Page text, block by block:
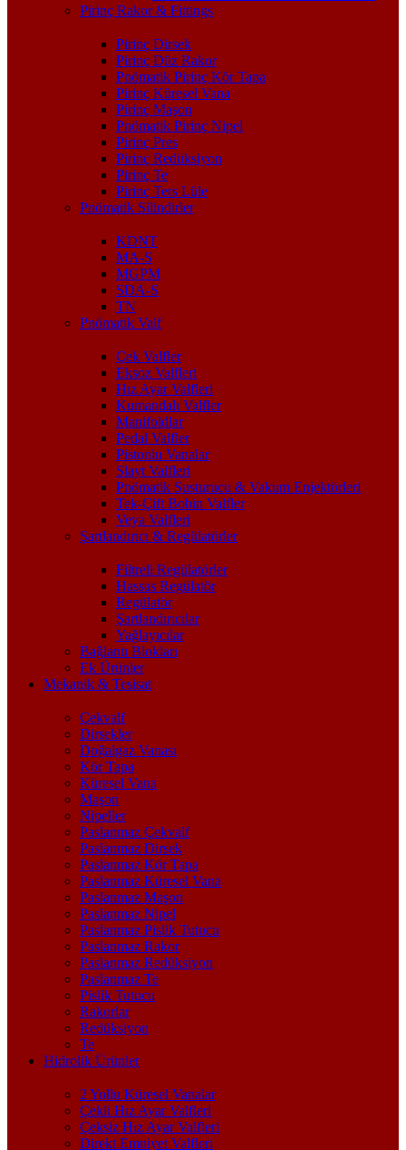
Pirinç Rakor & Fittings
Pirinç Dirsek
Pirinç Düz Rakor
Pnömatik Pirinç Kör Tapa
Pirinç Küresel Vana
Pirinç Maşon
Pnömatik Pirinç Nipel
Pirinç Pres
Pirinç Redüksiyon
Pirinç Te
Pirinç Ters Lüle
Pnömatik Silindirler
KDNT
MA-S
MGPM
SDA-S
TN
Pnömatik Valf
Çek Valfler
Eksoz Valfleri
Hız Ayar Valfleri
Kumandalı Valfler
Manifoldlar
Pedal Valfler
Pistonlu Vanalar
Slayt Valfleri
Pnömatik Susturucu & Vakum Enjektörleri
Tek-Çift Bobin Valfler
Veya Valfleri
Şartlandırıcı & Regülatörler
Filtreli Regülatörler
Hassas Regülatör
Regülatör
Şartlandırıcılar
Yağlayıcılar
Bağlantı Blokları
Ek Ürünler
Mekanik & Tesisat
Çekvalf
Dirsekler
Doğalgaz Vanası
Kör Tapa
Küresel Vana
Maşon
Nipeller
Paslanmaz Çekvalf
Paslanmaz Dirsek
Paslanmaz Kör Tapa
Paslanmaz Küresel Vana
Paslanmaz Maşon
Paslanmaz Nipel
Paslanmaz Pislik Tutucu
Paslanmaz Rakor
Paslanmaz Redüksiyon
Paslanmaz Te
Pislik Tutucu
Rakorlar
Redüksiyon
Te
Hidrolik Ürünler
2 Yollu Küresel Vanalar
Çekli Hız Ayar Valfleri
Çeksiz Hız Ayar Valfleri
Direkt Emniyet Valfleri